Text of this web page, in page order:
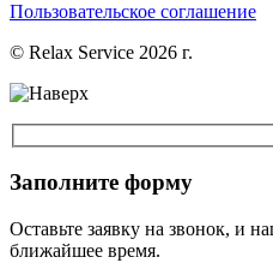
Пользовательское соглашение
© Relax Service 2026 г.
Заполните форму
Оставьте заявку на звонок, и
ближайшее время.